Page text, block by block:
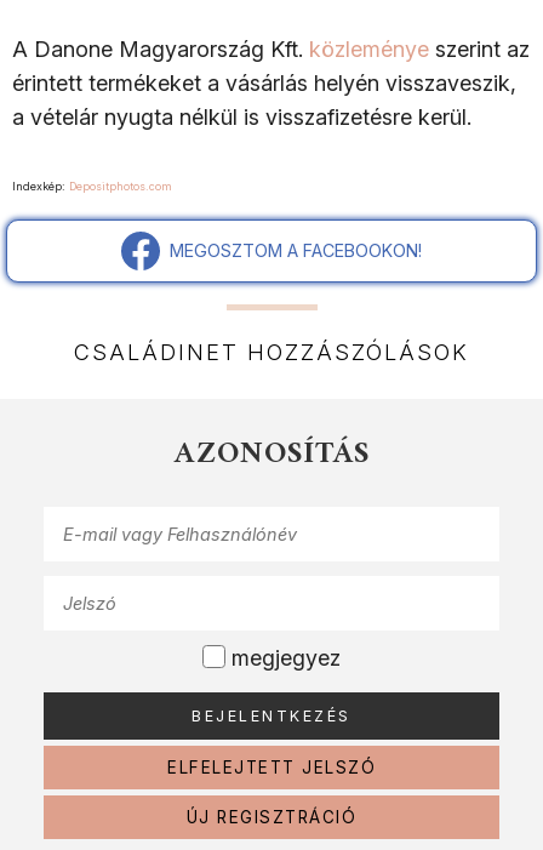
A Danone Magyarország Kft. közleménye szerint az
érintett termékeket a vásárlás helyén visszaveszik,
a vételár nyugta nélkül is visszafizetésre kerül.
Indexkép: Depositphotos.com
MEGOSZTOM A FACEBOOKON!
CSALÁDINET HOZZÁSZÓLÁSOK
AZONOSÍTÁS
megjegyez
ELFELEJTETT JELSZÓ
ÚJ REGISZTRÁCIÓ